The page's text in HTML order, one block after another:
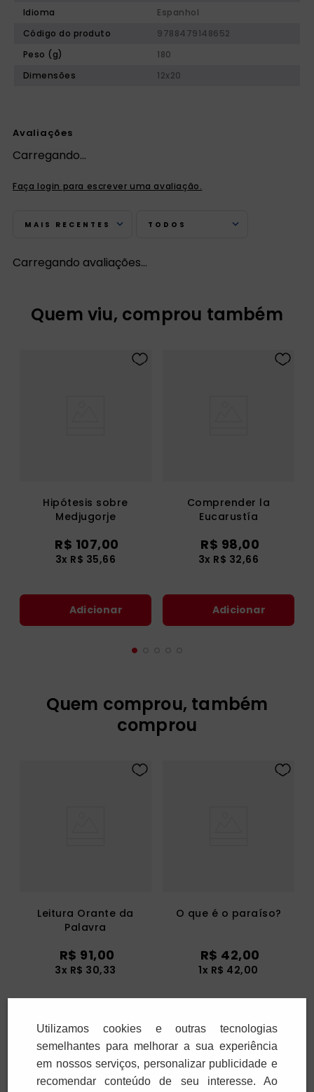
Idioma
Espanhol
Código do produto
9788479148652
Peso (g)
180
Dimensões
12x20
Avaliações
Carregando…
Faça login para escrever uma avaliação.
MAIS RECENTES TODOS
Carregando avaliações…
Quem viu, comprou também
Hipótesis sobre
Medjugorje
R$ 107,00
3x R$ 35,66
Adicionar
Comprender la
Eucarustía
R$ 98,00
3x R$ 32,66
Adicionar
Quem comprou, também
comprou
Leitura Orante da
Palavra
R$ 91,00
3x R$ 30,33
O que é o paraíso?
R$ 42,00
1x R$ 42,00
Utilizamos cookies e outras tecnologias
semelhantes para melhorar a sua experiência
em nossos serviços, personalizar publicidade e
recomendar conteúdo de seu interesse. Ao